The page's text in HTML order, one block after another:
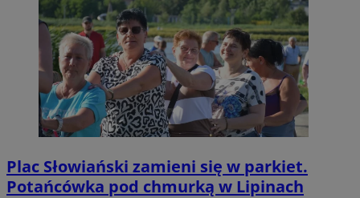
Plac Słowiański zamieni się w parkiet.
Potańcówka pod chmurką w Lipinach